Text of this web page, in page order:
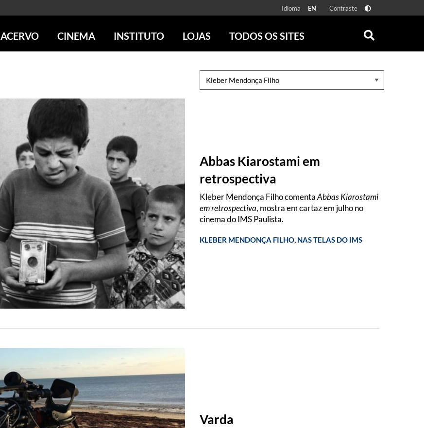
Idioma EN Contraste
ACERVO
ICONOGRAFIA
LITERATURA
MÚSICA
ARTE CONTEMPORÂNEA
BIBLIOTECA DE FOTOGRAFIA
DESTAQUES DE A a Z
PROGRAMA CONVIDA
POR DENTRO DO ACERVO
CINEMA
SOBRE CINEMA NO IMS
REVISTAS DE PROGRAMAÇÃO
COLEÇÃO DVD IMS
INSTITUTO
IMS POÇOS
AÇÃO SOCIAL
EDUCAÇÃO
ESCOLA ESCUTA
PUBLICAÇÕES E DVDs
LOJAS
LOJAS FÍSICAS
TODOS OS SITES
ZUM
DISCOGRAFIA BRASILEIRA
VER TODOS
Abbas Kiarostami em
retrospectiva
Kleber Mendonça Filho comentaAbbas Kiarostami
em retrospectiva, mostra em cartaz em julho no
cinema do IMS Paulista.
KLEBER MENDONÇA FILHO, NAS TELAS DO IMS
Varda